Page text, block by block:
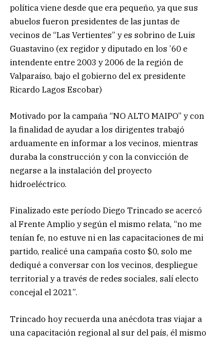
política viene desde que era pequeño, ya que sus
abuelos fueron presidentes de las juntas de
vecinos de “Las Vertientes” y es sobrino de Luis
Guastavino (ex regidor y diputado en los ’60 e
intendente entre 2003 y 2006 de la región de
Valparaíso, bajo el gobierno del ex presidente
Ricardo Lagos Escobar)
Motivado por la campaña “NO ALTO MAIPO” y con
la finalidad de ayudar a los dirigentes trabajó
arduamente en informar a los vecinos, mientras
duraba la construcción y con la convicción de
negarse a la instalación del proyecto
hidroeléctrico.
Finalizado este período Diego Trincado se acercó
al Frente Amplio y según el mismo relata, “no me
tenían fe, no estuve ni en las capacitaciones de mi
partido, realicé una campaña costo $0, solo me
dediqué a conversar con los vecinos, despliegue
territorial y a través de redes sociales, salí electo
concejal el 2021”.
Trincado hoy recuerda una anécdota tras viajar a
una capacitación regional al sur del país, él mismo